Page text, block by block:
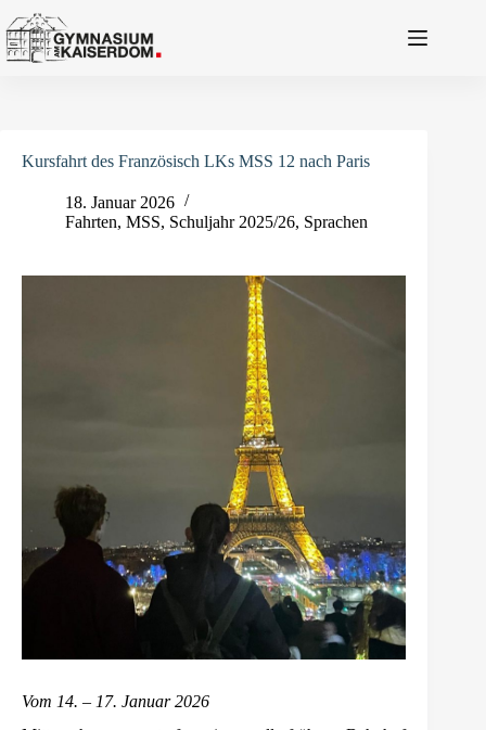
Inhalt
springen
Kursfahrt des Französisch LKs MSS 12 nach Paris
18. Januar 2026
Fahrten, MSS, Schuljahr 2025/26, Sprachen
Vom 14. – 17. Januar 2026